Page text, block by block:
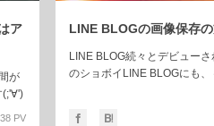
ア
が
(;'∀')
PV
LINE BLOGの画像保存の
LINE BLOG続々とデビュー
のショボイLINE BLOGにも